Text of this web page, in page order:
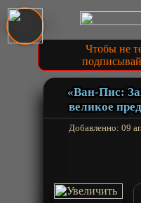
Чтобы не
«Ван-Пис:
великое
Добавленно: 09